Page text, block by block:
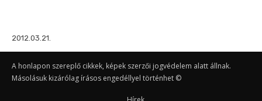
2012.03.21.
A honlapon szereplő cikkek, képek szerzői jogvédelem alatt állnak.
Másolásuk kizárólag írásos engedéllyel történhet ©